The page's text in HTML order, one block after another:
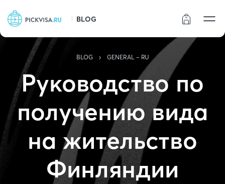
BLOG
BLOG › GENERAL - RU
Руководство по
получению вида
на жительство
Финляндии